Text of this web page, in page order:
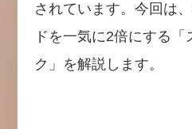
されています。今回は
ドを一気に2倍にする「
ク」を解説します。